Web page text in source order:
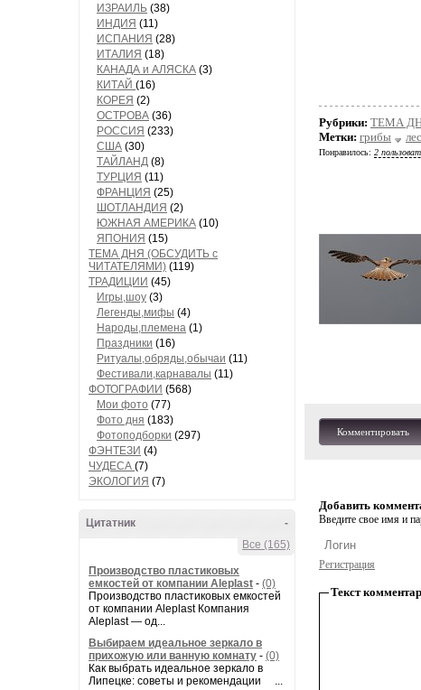
ИЗРАИЛЬ (38)
ИНДИЯ (11)
ИСПАНИЯ (28)
ИТАЛИЯ (18)
КАНАДА и АЛЯСКА (3)
КИТАЙ (16)
КОРЕЯ (2)
ОСТРОВА (36)
РОССИЯ (233)
США (30)
ТАЙЛАНД (8)
ТУРЦИЯ (11)
ФРАНЦИЯ (25)
ШОТЛАНДИЯ (2)
ЮЖНАЯ АМЕРИКА (10)
ЯПОНИЯ (15)
ТЕМА ДНЯ (ОБСУДИТЬ с
ЧИТАТЕЛЯМИ) (119)
ТРАДИЦИИ (45)
Игры,шоу (3)
Легенды,мифы (4)
Народы,племена (1)
Праздники (16)
Ритуалы,обряды,обычаи (11)
Фестивали,карнавалы (11)
ФОТОГРАФИИ (568)
Мои фото (77)
Фото дня (183)
Фотоподборки (297)
ФЭНТЕЗИ (4)
ЧУДЕСА (7)
ЭКОЛОГИЯ (7)
-
Цитатник
Все (165)
Производство пластиковых
емкостей от компании Aleplast - (0)
Производство пластиковых емкостей
от компании Aleplast Компания
Aleplast — од...
Выбираем идеальное зеркало в
прихожую или ванную комнату - (0)
Как выбрать идеальное зеркало в
Липецке: советы и рекомендации ...
Рубрики: ТЕМА
Метки: грибы лес
Понравилось: 2
Комментировать
Добавить
Введите свое имя и
Регистрация
Текст